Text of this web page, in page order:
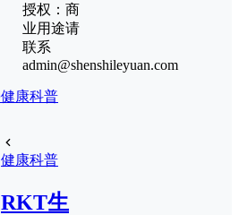
授权：商
业用途请
联系
admin@shenshileyuan.com
健康科普
健康科普
RKT生